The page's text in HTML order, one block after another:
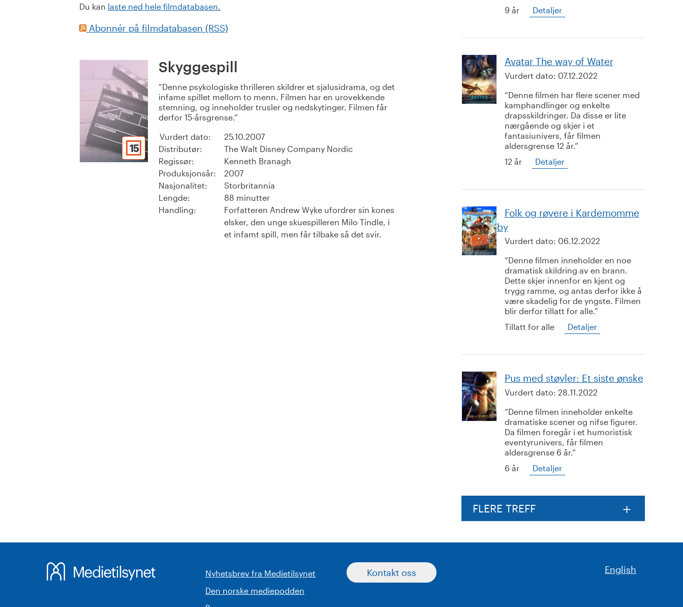
Du kan laste ned hele filmdatabasen.
Abonnér på filmdatabasen (RSS)
15
Skyggespill
Denne psykologiske thrilleren skildrer et sjalusidrama, og det
infame spillet mellom to menn. Filmen har en urovekkende
stemning, og inneholder trusler og nedskytinger. Filmen får
derfor 15-årsgrense.
Vurdert dato:
25.10.2007
Distributør:
The Walt Disney Company Nordic
Regissør:
Kenneth Branagh
Produksjonsår:
2007
Nasjonalitet:
Storbritannia
Lengde:
88 minutter
Handling:
Forfatteren Andrew Wyke ufordrer sin kones
elsker, den unge skuespilleren Milo Tindle, i
et infamt spill, men får tilbake så det svir.
9 år
Detaljer
Avatar The way of Water
Vurdert dato: 07.12.2022
Denne filmen har flere scener med
kamphandlinger og enkelte
drapsskildringer. Da disse er lite
nærgående og skjer i et
fantasiunivers, får filmen
aldersgrense 12 år.
12 år
Detaljer
Folk og røvere i Kardemomme
by
Vurdert dato: 06.12.2022
Denne filmen inneholder en noe
dramatisk skildring av en brann.
Dette skjer innenfor en kjent og
trygg ramme, og antas derfor ikke å
være skadelig for de yngste. Filmen
blir derfor tillatt for alle.
Tillatt for alle
Detaljer
Pus med støvler: Et siste ønske
Vurdert dato: 28.11.2022
Denne filmen inneholder enkelte
dramatiske scener og nifse figurer.
Da filmen foregår i et humoristisk
eventyrunivers, får filmen
aldersgrense 6 år.
6 år
Detaljer
FLERE TREFF
Nyhetsbrev fra Medietilsynet
Den norske mediepodden
Kontakt oss English